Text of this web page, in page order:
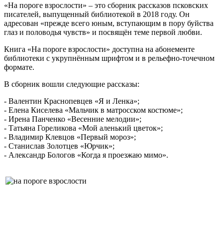
«На пороге взрослости» – это сборник рассказов псковских
писателей, выпущенный библиотекой в 2018 году. Он
адресован «прежде всего юным, вступающим в пору буйства
глаз и половодья чувств» и посвящён теме первой любви.
Книга «На пороге взрослости» доступна на абонементе
библиотеки с укрупнённым шрифтом и в рельефно-точечном
формате.
В сборник вошли следующие рассказы:
- Валентин Краснопевцев «Я и Ленка»;
- Елена Киселева «Мальчик в матросском костюме»;
- Ирена Панченко «Весенние мелодии»;
- Татьяна Гореликова «Мой аленький цветок»;
- Владимир Клевцов «Первый мороз»;
- Станислав Золотцев «Юрчик»;
- Александр Бологов «Когда я проезжаю мимо».